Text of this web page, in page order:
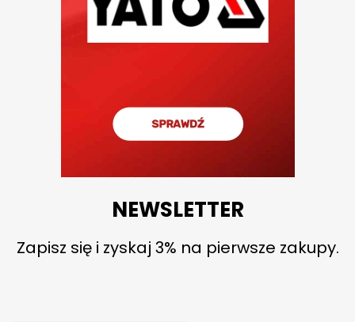
NEWSLETTER
Zapisz się i zyskaj 3% na pierwsze zakupy.